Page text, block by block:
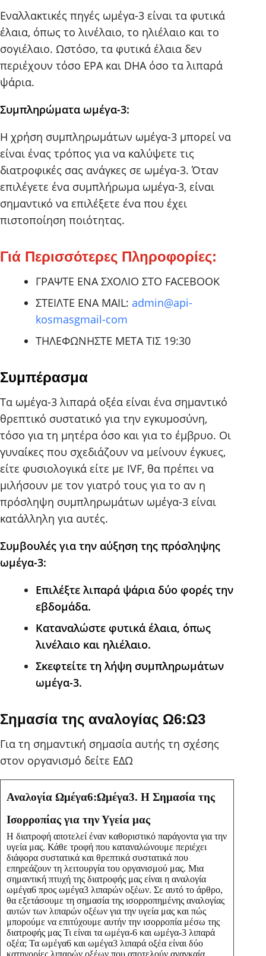
Εναλλακτικές πηγές ωμέγα-3 είναι τα φυτικά
έλαια, όπως το λινέλαιο, το ηλιέλαιο και το
σογιέλαιο. Ωστόσο, τα φυτικά έλαια δεν
περιέχουν τόσο EPA και DHA όσο τα λιπαρά
ψάρια.
Συμπληρώματα ωμέγα-3:
Η χρήση συμπληρωμάτων ωμέγα-3 μπορεί να
είναι ένας τρόπος για να καλύψετε τις
διατροφικές σας ανάγκες σε ωμέγα-3. Όταν
επιλέγετε ένα συμπλήρωμα ωμέγα-3, είναι
σημαντικό να επιλέξετε ένα που έχει
πιστοποίηση ποιότητας.
Γιά Περισσότερες Πληροφορίες:
ΓΡΑΨΤΕ ΕΝΑ ΣΧΟΛΙΟ ΣΤΟ FACEBOOK
ΣΤΕΙΛΤΕ ΕΝΑ MAIL: admin@api-
kosmasgmail-com
ΤΗΛΕΦΩΝΗΣΤΕ ΜΕΤΑ ΤΙΣ 19:30
Συμπέρασμα
Τα ωμέγα-3 λιπαρά οξέα είναι ένα σημαντικό
θρεπτικό συστατικό για την εγκυμοσύνη,
τόσο για τη μητέρα όσο και για το έμβρυο. Οι
γυναίκες που σχεδιάζουν να μείνουν έγκυες,
είτε φυσιολογικά είτε με IVF, θα πρέπει να
μιλήσουν με τον γιατρό τους για το αν η
πρόσληψη συμπληρωμάτων ωμέγα-3 είναι
κατάλληλη για αυτές.
Συμβουλές για την αύξηση της πρόσληψης
ωμέγα-3:
Επιλέξτε λιπαρά ψάρια δύο φορές την
εβδομάδα.
Καταναλώστε φυτικά έλαια, όπως
λινέλαιο και ηλιέλαιο.
Σκεφτείτε τη λήψη συμπληρωμάτων
ωμέγα-3.
Σημασία της αναλογίας Ω6:Ω3
Για τη σημαντική σημασία αυτής τη σχέσης
στον οργανισμό δείτε ΕΔΩ
Αναλογία Ωμέγα6:Ωμέγα3. Η Σημασία της
Ισορροπίας για την Υγεία μας
Η διατροφή αποτελεί έναν καθοριστικό παράγοντα για την
υγεία μας. Κάθε τροφή που καταναλώνουμε περιέχει
διάφορα συστατικά και θρεπτικά συστατικά που
επηρεάζουν τη λειτουργία του οργανισμού μας. Μια
σημαντική πτυχή της διατροφής μας είναι η αναλογία
ωμέγα6 προς ωμέγα3 λιπαρών οξέων. Σε αυτό το άρθρο,
θα εξετάσουμε τη σημασία της ισορροπημένης αναλογίας
αυτών των λιπαρών οξέων για την υγεία μας και πώς
μπορούμε να επιτύχουμε αυτήν την ισορροπία μέσω της
διατροφής μας Τι είναι τα ωμέγα-6 και ωμέγα-3 λιπαρά
οξέα; Τα ωμέγα6 και ωμέγα3 λιπαρά οξέα είναι δύο